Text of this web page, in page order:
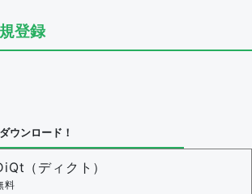
権限を持つユーザー -
を審査する
る投票権限を持つユーザー -
な投票数 -
権限を持つユーザー -すべてのユーザー
る投票権限を持つユーザー -
な投票数 -
登録
ウンロード！
（ディクト）
料